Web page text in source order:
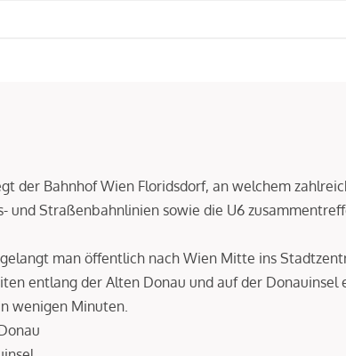
der Bahnhof Wien Floridsdorf, an welchem
und Straßenbahnlinien sowie die U6
man öffentlich nach Wien Mitte ins
entlang der Alten Donau und auf der
wenigen Minuten.